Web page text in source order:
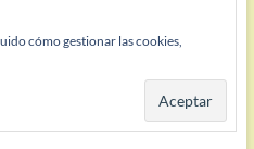
cómo gestionar las cookies,